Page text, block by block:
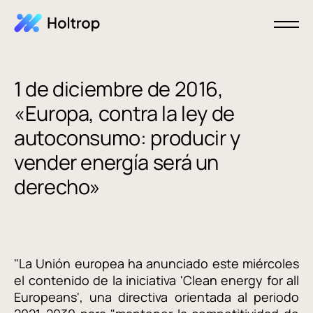
1 de diciembre de 2016,
«Europa, contra la ley de
autoconsumo: producir y
vender energía será un
derecho»
"La Unión europea ha anunciado este miércoles
el contenido de la iniciativa 'Clean energy for all
Europeans', una directiva orientada al periodo